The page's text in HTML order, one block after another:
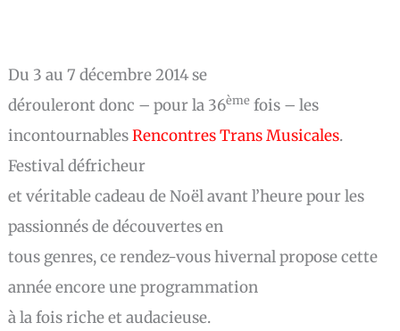
Du 3 au 7 décembre 2014 se
dérouleront donc – pour la 36ème fois – les
incontournablesRencontres Trans Musicales.
Festival défricheur
et véritable cadeau de Noël avant l’heure pour les
passionnés de découvertes en
tous genres, ce rendez-vous hivernal propose cette
année encore une programmation
à la fois riche et audacieuse.